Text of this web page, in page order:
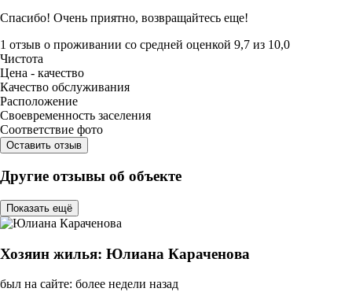
Спасибо! Очень приятно, возвращайтесь еще!
1 отзыв о проживании со средней оценкой 9,7 из 10,0
Чистота
Цена - качество
Качество обслуживания
Расположение
Своевременность заселения
Соответствие фото
Оставить отзыв
Другие отзывы об объекте
Показать ещё
Хозяин жилья: Юлиана Караченова
был на сайте: более недели назад